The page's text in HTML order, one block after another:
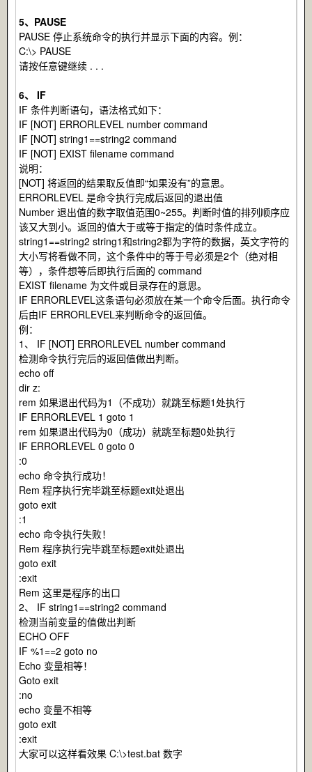
5、PAUSE
PAUSE 停止系统命令的执行并显示下面的内容。例：
C:\> PAUSE
请按任意键继续 . . .
6、 IF
IF 条件判断语句，语法格式如下：
IF [NOT] ERRORLEVEL number command
IF [NOT] string1==string2 command
IF [NOT] EXIST filename command
说明：
[NOT] 将返回的结果取反值即“如果没有”的意思。
ERRORLEVEL 是命令执行完成后返回的退出值
Number 退出值的数字取值范围0~255。判断时值的排列顺序应
该又大到小。返回的值大于或等于指定的值时条件成立。
string1==string2 string1和string2都为字符的数据，英文字符的
大小写将看做不同，这个条件中的等于号必须是2个（绝对相
等），条件想等后即执行后面的 command
EXIST filename 为文件或目录存在的意思。
IF ERRORLEVEL这条语句必须放在某一个命令后面。执行命令
后由IF ERRORLEVEL来判断命令的返回值。
例：
1、 IF [NOT] ERRORLEVEL number command
检测命令执行完后的返回值做出判断。
echo off
dir z:
rem 如果退出代码为1（不成功）就跳至标题1处执行
IF ERRORLEVEL 1 goto 1
rem 如果退出代码为0（成功）就跳至标题0处执行
IF ERRORLEVEL 0 goto 0
:0
echo 命令执行成功！
Rem 程序执行完毕跳至标题exit处退出
goto exit
:1
echo 命令执行失败！
Rem 程序执行完毕跳至标题exit处退出
goto exit
:exit
Rem 这里是程序的出口
2、 IF string1==string2 command
检测当前变量的值做出判断
ECHO OFF
IF %1==2 goto no
Echo 变量相等！
Goto exit
:no
echo 变量不相等
goto exit
:exit
大家可以这样看效果 C:\>test.bat 数字